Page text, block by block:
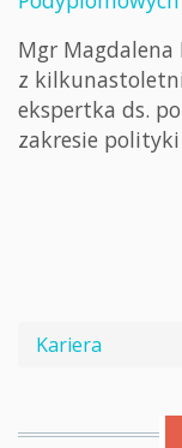
Mgr Magdalena
z
ekspertka ds.
zakresie polityki
Kariera